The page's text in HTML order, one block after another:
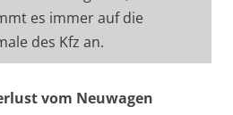
es immer auf die
des Kfz an.
vom Neuwagen